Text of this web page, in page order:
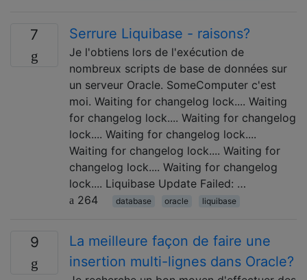
7 Serrure Liquibase - raisons?
Je l'obtiens lors de l'exécution de
nombreux scripts de base de données sur
un serveur Oracle. SomeComputer c'est
moi. Waiting for changelog lock.... Waiting
for changelog lock.... Waiting for changelog
lock.... Waiting for changelog lock....
Waiting for changelog lock.... Waiting for
changelog lock.... Waiting for changelog
lock.... Liquibase Update Failed: …
264
database oracle liquibase
9
La meilleure façon de faire une
insertion multi-lignes dans Oracle?